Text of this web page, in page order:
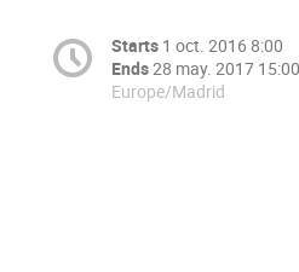
Starts 1 oct. 2016 8:00
Ends28 may. 2017 15:00
Europe/Madrid